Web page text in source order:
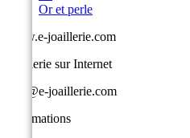
Or et perle
www.e-joaillerie.com
Joaillerie sur Internet
info@e-joaillerie.com
Informations